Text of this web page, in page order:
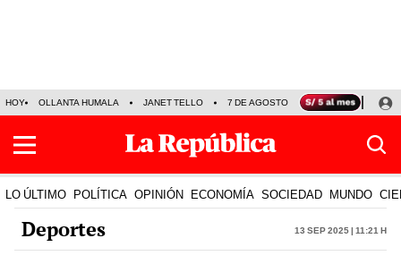
HOY OLLANTA HUMALA JANET TELLO 7 DE AGOSTO TINKA RESULTADOS
LO ÚLTIMO POLÍTICA OPINIÓN ECONOMÍA SOCIEDAD MUNDO
Deportes 13 Sep 2025 | 11:21 h